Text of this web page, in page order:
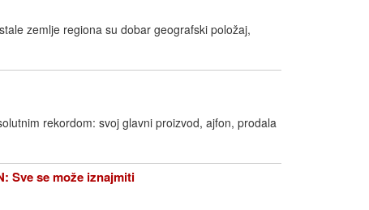
zemlje regiona su dobar geografski položaj,
rekordom: svoj glavni proizvod, ajfon, prodala
Sve se može iznajmiti